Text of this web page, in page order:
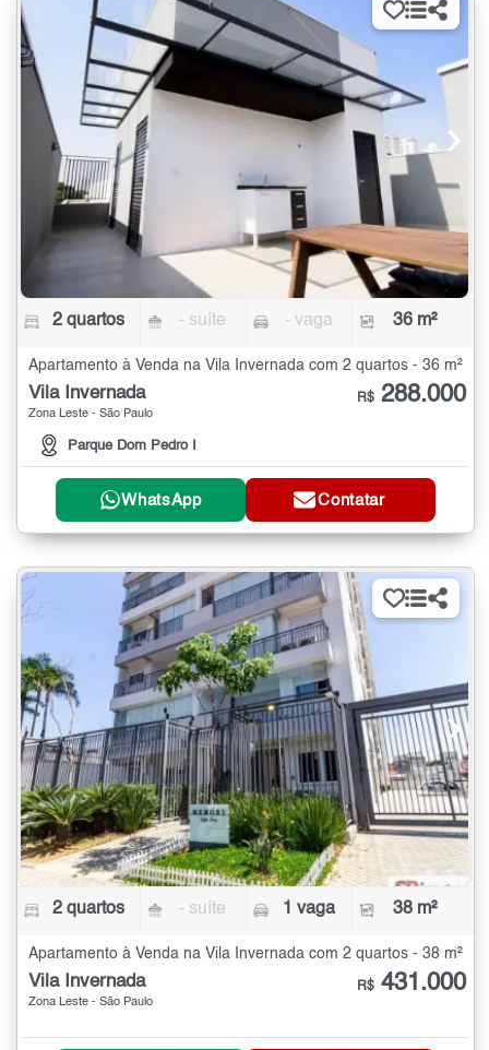
2 quartos - suíte - vaga 36 m²
Apartamento à Venda na Vila Invernada com 2 quartos - 36 m²
Vila Invernada
Zona Leste - São Paulo
Parque Dom Pedro I
R$ 288.000
WhatsApp Contatar
2 quartos - suíte 1 vaga 38 m²
Apartamento à Venda na Vila Invernada com 2 quartos - 38 m²
Vila Invernada
Zona Leste - São Paulo
R$ 431.000